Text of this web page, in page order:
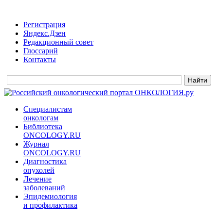
Регистрация
Яндекс.Дзен
Редакционный совет
Глоссарий
Контакты
Специалистам
онкологам
Библиотека
ONCOLOGY.RU
Журнал
ONCOLOGY.RU
Диагностика
опухолей
Лечение
заболеваний
Эпидемиология
и профилактика